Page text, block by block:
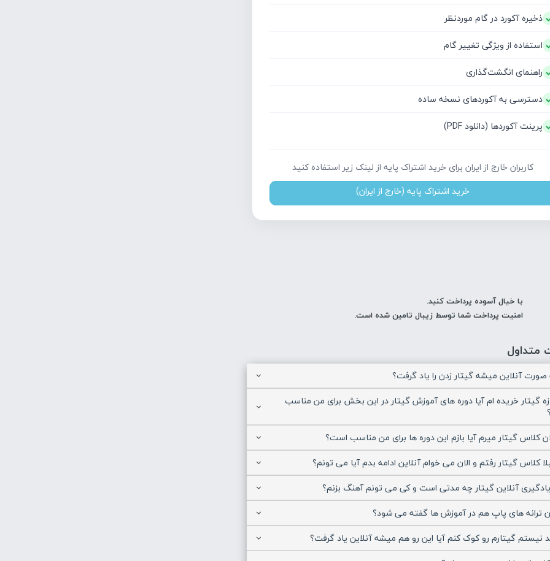
ذخیره آکورد در گام موردنظر
استفاده از ویژگی تغییر گام
راهنمای انگشت‌گذاری
دسترسی به آکوردهای نسخه ساده
پرینت آکوردها (دانلود PDF)
کاربران خارج از ایران برای خرید اشتراک پایه از لینک زیر استفاده کنید
خرید اشتراک پایه (خارج از ایران)
با خیال آسوده پرداخت کنید.
امنیت پرداخت شما توسط زیبال تامین شده است.
متداول
صورت آنلاین میشه گیتار زدن را یاد گرفت؟
گیتار خریده ام آیا دوره های آموزش گیتار در این بخش برای من مناسب
کلاس گیتار میرم آیا بازم این دوره ها برای من مناسب است؟
کلاس گیتار رفتم و الان می خوام آنلاین ادامه بدم آیا می تونم؟
آنلاین گیتار چه مدتی است و کی می تونم آهنگ بزنم؟
ترانه های پاپ هم در آموزش ها گفته می شود؟
نیستم گیتارم رو کوک کنم آیا این رو هم میشه آنلاین یاد گرفت؟